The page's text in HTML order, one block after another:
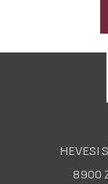
HEVESI
8900